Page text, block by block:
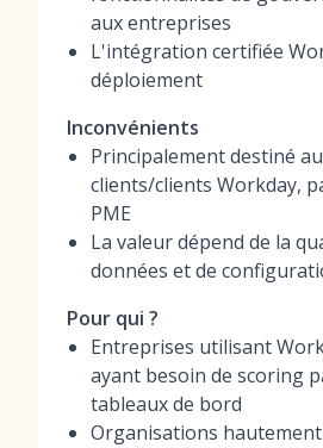
aux entreprises
L'intégration certifiée
déploiement
Inconvénients
Principalement destiné
clients/clients Workday,
PME
La valeur dépend de la
données et de
Pour qui ?
Entreprises utilisant
ayant besoin de scoring
tableaux de bord
Organisations